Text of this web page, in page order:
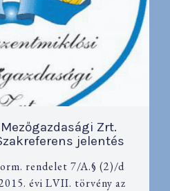
Zrt.
jelentés
rendelet 7/A.§ (2)/d
évi LVII. törvény az